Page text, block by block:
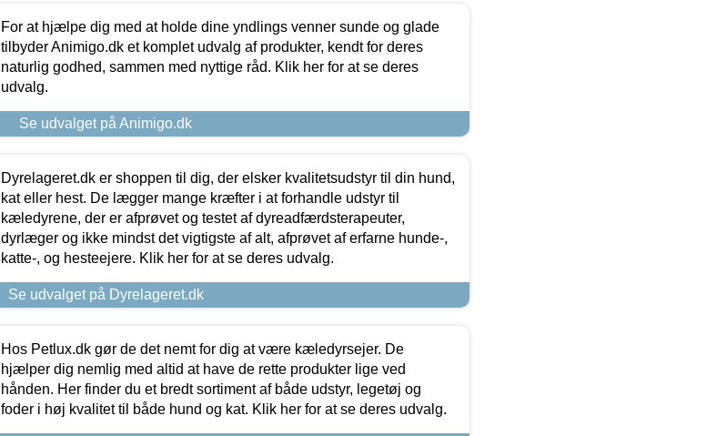
For at hjælpe dig med at holde dine yndlings venner sunde og glade
tilbyder Animigo.dk et komplet udvalg af produkter, kendt for deres
naturlig godhed, sammen med nyttige råd. Klik her for at se deres
udvalg.
Se udvalget på Animigo.dk
Dyrelageret.dk er shoppen til dig, der elsker kvalitetsudstyr til din hund,
kat eller hest. De lægger mange kræfter i at forhandle udstyr til
kæledyrene, der er afprøvet og testet af dyreadfærdsterapeuter,
dyrlæger og ikke mindst det vigtigste af alt, afprøvet af erfarne hunde-,
katte-, og hesteejere. Klik her for at se deres udvalg.
Se udvalget på Dyrelageret.dk
Hos Petlux.dk gør de det nemt for dig at være kæledyrsejer. De
hjælper dig nemlig med altid at have de rette produkter lige ved
hånden. Her finder du et bredt sortiment af både udstyr, legetøj og
foder i høj kvalitet til både hund og kat. Klik her for at se deres udvalg.